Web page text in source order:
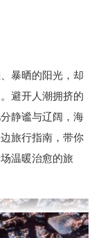
暴晒的阳光，却
避开人潮拥挤的
静谧与辽阔，海
旅行指南，带你
温暖治愈的旅